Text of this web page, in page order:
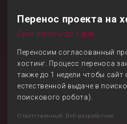
Перенос проекта на
Срок работы до 1 дня
Переносим согласованный
хостинг. Процесс переноса
также до 1 недели чтобы сайт
естественной выдаче в
поискового робота).
Ответственный: Веб-разработчик